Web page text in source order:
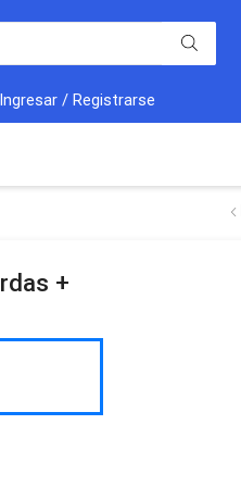
Ingresar / Registrarse
+